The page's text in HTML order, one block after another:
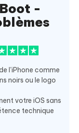
-
l'iPhone comme
noirs ou le logo
votre iOS sans
technique